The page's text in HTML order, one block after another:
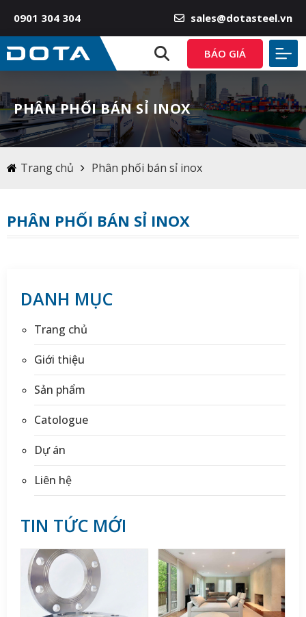
0901 304 304 sales@dotasteel.vn
BÁO GIÁ
PHÂN PHỐI BÁN SỈ INOX
Trang chủ Phân phối bán sỉ inox
PHÂN PHỐI BÁN SỈ INOX
DANH MỤC
Trang chủ
Giới thiệu
Sản phẩm
Catologue
Dự án
Liên hệ
TIN TỨC MỚI